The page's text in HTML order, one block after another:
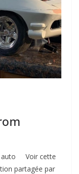
auto Voir cette
partagée par